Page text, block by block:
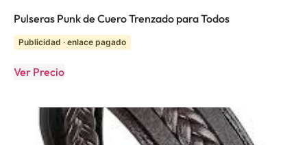
Pulseras Punk de Cuero Trenzado para Todos
Publicidad · enlace pagado
Ver Precio